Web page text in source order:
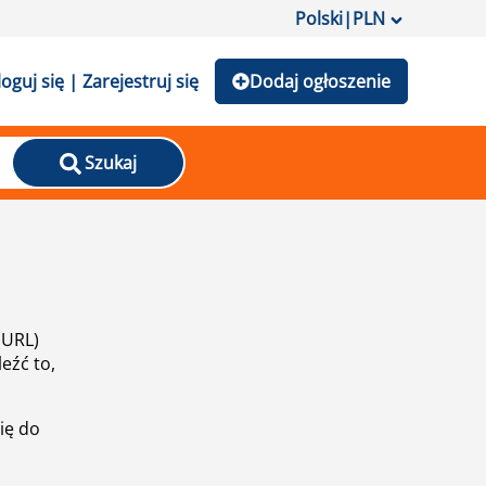
Polski|PLN
się | Zarejestruj się Dodaj ogłoszenie
Szukaj
to,
do